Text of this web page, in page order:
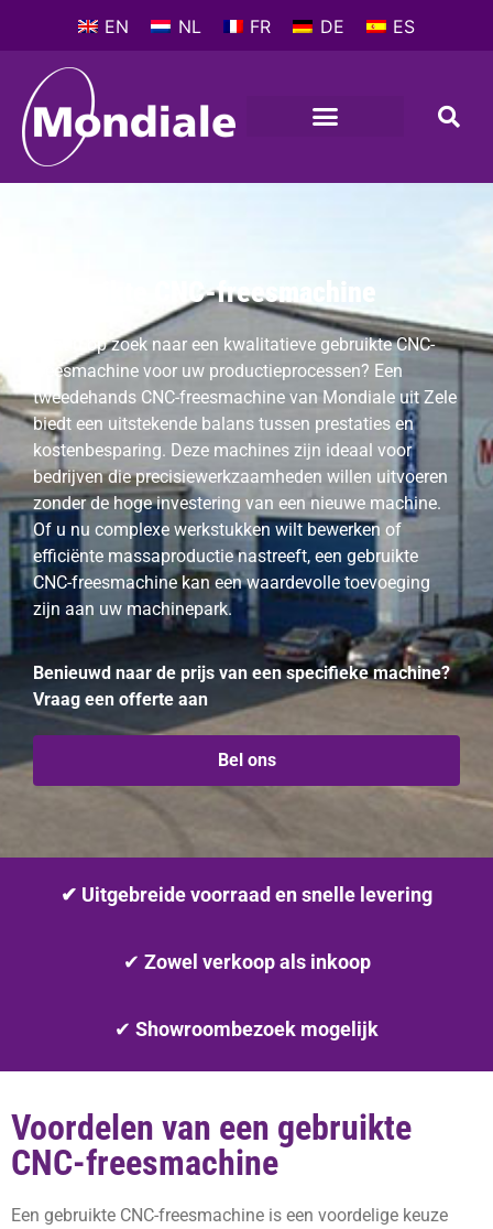
EN NL FR DE ES
Gebruikte CNC-freesmachine
Bent u op zoek naar een kwalitatieve gebruikte CNC-
freesmachine voor uw productieprocessen? Een
tweedehands CNC-freesmachine van Mondiale uit Zele
biedt een uitstekende balans tussen prestaties en
kostenbesparing. Deze machines zijn ideaal voor
bedrijven die precisiewerkzaamheden willen uitvoeren
zonder de hoge investering van een nieuwe machine.
Of u nu complexe werkstukken wilt bewerken of
efficiënte massaproductie nastreeft, een gebruikte
CNC-freesmachine kan een waardevolle toevoeging
zijn aan uw machinepark.
Benieuwd naar de prijs van een specifieke machine?
Vraag een offerte aan
Bel ons
✔ Uitgebreide voorraad en snelle levering
✔ Zowel verkoop als inkoop
✔ Showroombezoek mogelijk
Voordelen van een gebruikte
CNC-freesmachine
Een gebruikte CNC-freesmachine is een voordelige keuze